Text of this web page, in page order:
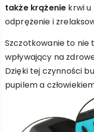
także krążenie krwi u
odprężenie i
Szczotkowanie to nie
wpływający na
Dzięki tej czynności
pupilem a